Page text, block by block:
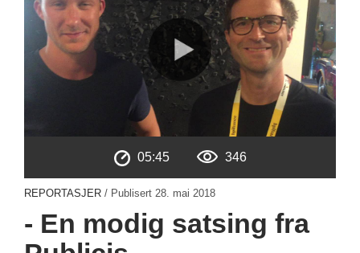
05:45 346
REPORTASJER / Publisert 28. mai 2018
- En modig satsing fra